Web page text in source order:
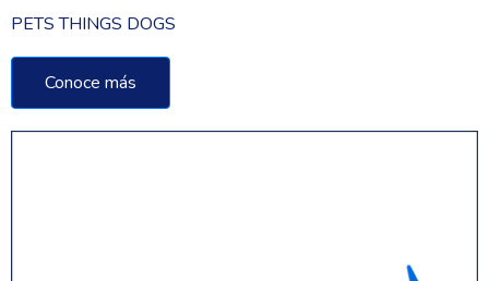
PETS THINGS DOGS
Conoce más